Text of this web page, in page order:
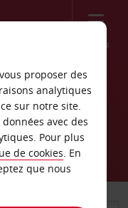
Menu
proposer des
analytiques
sur notre site.
avec des
Pour plus
de cookies. En
que nous